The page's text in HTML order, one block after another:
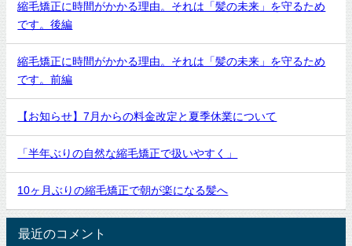
縮毛矯正に時間がかかる理由。それは「髪の未来」を守るため
です。後編
縮毛矯正に時間がかかる理由。それは「髪の未来」を守るため
です。前編
【お知らせ】7月からの料金改定と夏季休業について
「半年ぶりの自然な縮毛矯正で扱いやすく」
10ヶ月ぶりの縮毛矯正で朝が楽になる髪へ
最近のコメント